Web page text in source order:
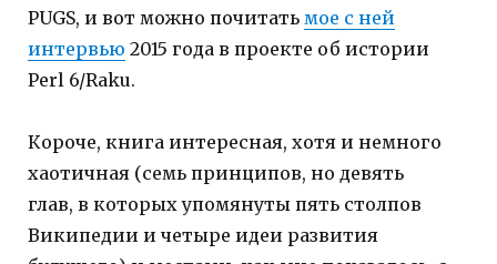
PUGS, и вот можно почитать мое с ней
интервью 2015 года в проекте об истории
Perl 6/Raku.
Короче, книга интересная, хотя и немного
хаотичная (семь принципов, но девять
глав, в которых упомянуты пять столпов
Википедии и четыре идеи развития